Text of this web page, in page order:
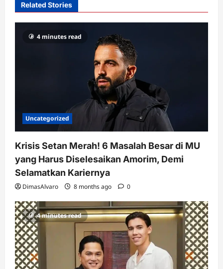
g
a
Related Stories
4 minutes read
Uncategorized
Krisis Setan Merah! 6 Masalah Besar di MU
yang Harus Diselesaikan Amorim, Demi
Selamatkan Kariernya
DimasAlvaro 8 months ago 0
4 minutes read